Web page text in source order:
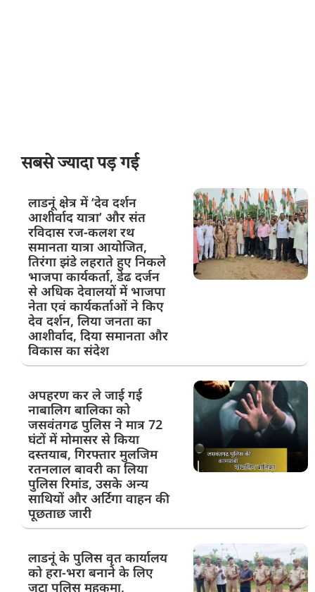
सबसे ज्यादा पड़ गई
लाडनूं क्षेत्र में ‘देव दर्शन
आशीर्वाद यात्रा’ और संत
रविदास रज-कलश रथ
समानता यात्रा आयोजित,
तिरंगा झंडे लहराते हुए निकले
भाजपा कार्यकर्ता, डेढ दर्जन
से अधिक देवालयों में भाजपा
नेता एवं कार्यकर्ताओं ने किए
देव दर्शन, लिया जनता का
आशीर्वाद, दिया समानता और
विकास का संदेश
अपहरण कर ले जाई गई
नाबालिग बालिका को
जसवंतगढ पुलिस ने मात्र 72
घंटों में मोमासर से किया
दस्तयाब, गिरफ्तार मुलजिम
रतनलाल बावरी का लिया
पुलिस रिमांड, उसके अन्य
साथियों और अर्टिगा वाहन की
पूछताछ जारी
लाडनूं के पुलिस वृत कार्यालय
को हरा-भरा बनाने के लिए
जुटा पुलिस महकमा,